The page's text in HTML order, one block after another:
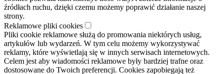
źródłach ruchu, dzięki czemu możemy poprawić działanie naszej
strony.
Reklamowe pliki cookies
Pliki cookie reklamowe służą do promowania niektórych usług,
artykułów lub wydarzeń. W tym celu możemy wykorzystywać
reklamy, które wyświetlają się w innych serwisach internetowych.
Celem jest aby wiadomości reklamowe były bardziej trafne oraz
dostosowane do Twoich preferencji. Cookies zapobiegają też